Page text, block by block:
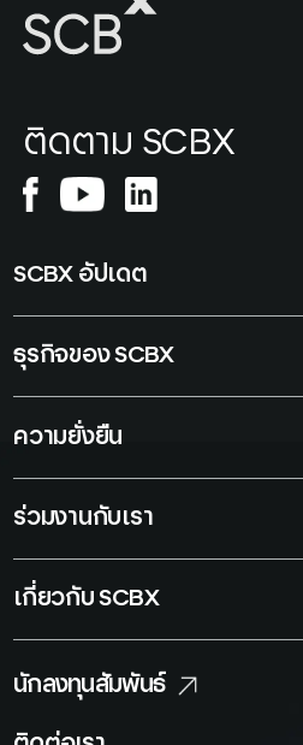
ติดตาม SCBX
SCBX อัปเดต
ธุรกิจของ SCBX
ความยั่งยืน
ร่วมงานกับเรา
เกี่ยวกับ SCBX
นักลงทุนสัมพันธ์